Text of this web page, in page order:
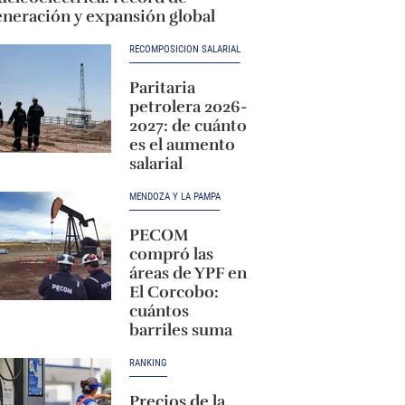
y expansión global
RECOMPOSICIÓN SALARIAL
Paritaria
petrolera 2026-
2027: de cuánto
es el aumento
salarial
MENDOZA Y LA PAMPA
PECOM
compró las
áreas de YPF en
El Corcobo:
cuántos
barriles suma
RANKING